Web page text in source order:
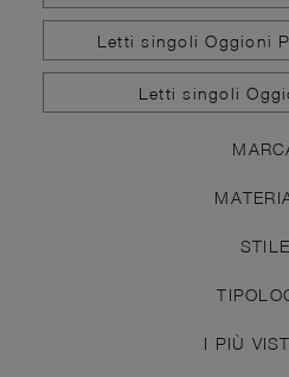
Letti singoli Oggioni
Letti singoli
STILE
I PIÙ